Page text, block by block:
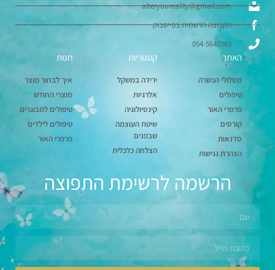
alteryoureality@gmail.com
הקבוצה הרשמית בפייסבוק
054-5643383
האתר
מסלולי הכשרה
טיפולים
פרפרי האור
קורסים
סדנאות
הצהרת נגישות
קטגוריות
ירידה במשקל
אלרגיות
קינסיולוגיה
שיטת העוצמה
שבפנים
הצלחה כלכלית
חנות
איך לבחור מוצר
מוצרי החודש
טיפולים למבוגרים
טיפולים לילדים
פרפרי האור
הרשמה לרשימת התפוצה